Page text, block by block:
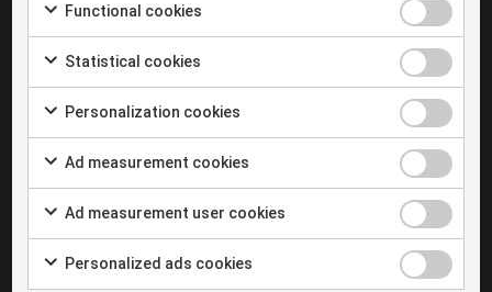
Följ oss!
Vi delar gärna med oss av kunskap, erfarenheter och
inspiration. Följ oss på LinkedIn eller ta del av vårt
nyhetsbrev, så får du ta del av insikter först av alla.
NYHETSBREV LINKEDIN
Functional cookies
Statistical cookies
Personalization cookies
Ad measurement cookies
Ad measurement user cookies
Personalized ads cookies